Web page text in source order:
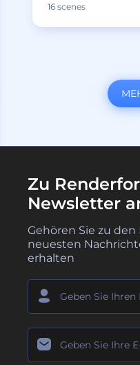
16 scenes
Zu
Newsletter
Gehören Sie zu
neuesten
erhalten